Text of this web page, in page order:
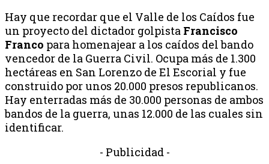
Hay que recordar que el Valle de los Caídos fue
un proyecto del dictador golpista Francisco
Franco para homenajear a los caídos del bando
vencedor de la Guerra Civil. Ocupa más de 1.300
hectáreas en San Lorenzo de El Escorial y fue
construido por unos 20.000 presos republicanos.
Hay enterradas más de 30.000 personas de ambos
bandos de la guerra, unas 12.000 de las cuales sin
identificar.
- Publicidad -